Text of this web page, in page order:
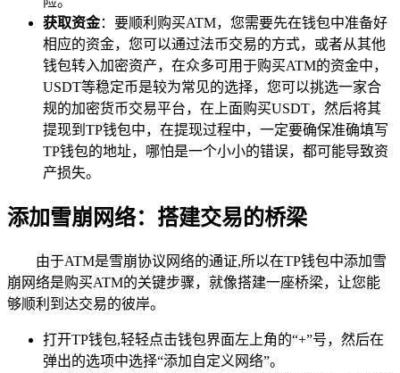
获取资金：要顺利购买ATM，您需要先在钱包中准备好
相应的资金，您可以通过法币交易的方式，或者从其他
钱包转入加密资产，在众多可用于购买ATM的资金中，
USDT等稳定币是较为常见的选择，您可以挑选一家合
规的加密货币交易平台，在上面购买USDT，然后将其
提现到TP钱包中，在提现过程中，一定要确保准确填写
TP钱包的地址，哪怕是一个小小的错误，都可能导致资
产损失。
添加雪崩网络：搭建交易的桥梁
由于ATM是雪崩协议网络的通证,所以在TP钱包中添加雪
崩网络是购买ATM的关键步骤，就像搭建一座桥梁，让您能
够顺利到达交易的彼岸。
打开TP钱包,轻轻点击钱包界面左上角的“+”号，然后在
弹出的选项中选择“添加自定义网络”。